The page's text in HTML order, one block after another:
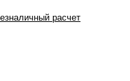
расчет